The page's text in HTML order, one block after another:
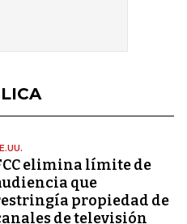
elimina límite de
que
propiedad de
de televisión